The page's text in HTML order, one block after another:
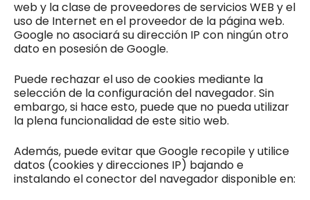
web y la clase de proveedores de servicios WEB y el
uso de Internet en el proveedor de la página web.
Google no asociará su dirección IP con ningún otro
dato en posesión de Google.
Puede rechazar el uso de cookies mediante la
selección de la configuración del navegador. Sin
embargo, si hace esto, puede que no pueda utilizar
la plena funcionalidad de este sitio web.
Además, puede evitar que Google recopile y utilice
datos (cookies y direcciones IP) bajando e
instalando el conector del navegador disponible en: